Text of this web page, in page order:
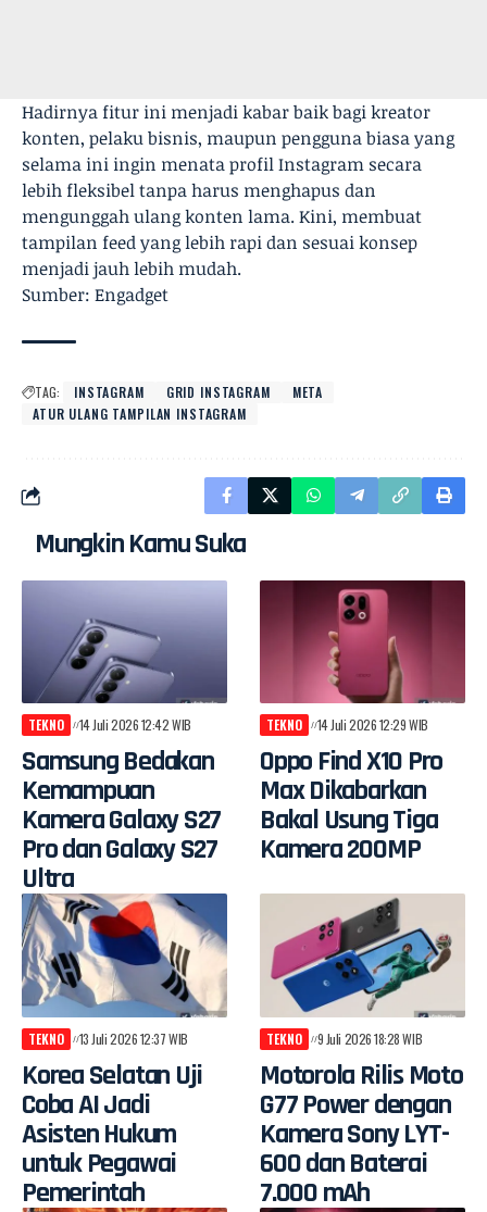
Hadirnya fitur ini menjadi kabar baik bagi kreator
konten, pelaku bisnis, maupun pengguna biasa yang
selama ini ingin menata profil Instagram secara
lebih fleksibel tanpa harus menghapus dan
mengunggah ulang konten lama. Kini, membuat
tampilan feed yang lebih rapi dan sesuai konsep
menjadi jauh lebih mudah.
Sumber: Engadget
TAG: INSTAGRAM GRID INSTAGRAM
META
ATUR ULANG TAMPILAN INSTAGRAM
Mungkin Kamu Suka
TEKNO 14 Juli 2026 12:42 WIB
Samsung Bedakan
Kemampuan
Kamera Galaxy S27
Pro dan Galaxy S27
Ultra
TEKNO 14 Juli 2026 12:29 WIB
Oppo Find X10 Pro
Max Dikabarkan
Bakal Usung Tiga
Kamera 200MP
TEKNO 13 Juli 2026 12:37 WIB
Korea Selatan Uji
Coba AI Jadi
Asisten Hukum
untuk Pegawai
Pemerintah
TEKNO 9 Juli 2026 18:28 WIB
Motorola Rilis Moto
G77 Power dengan
Kamera Sony LYT-
600 dan Baterai
7.000 mAh